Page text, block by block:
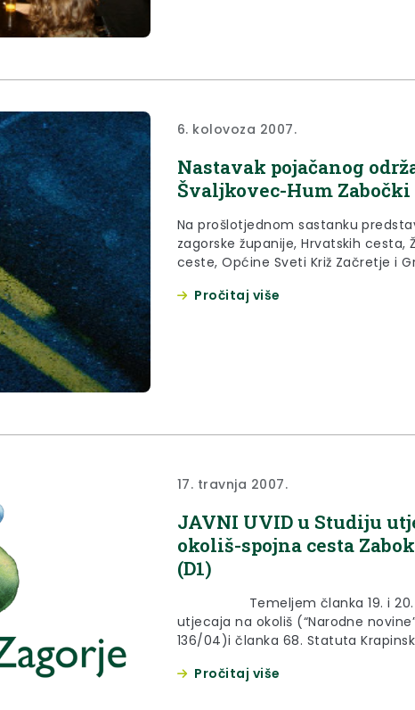
6. kolovoza 2007.
Nastavak pojačanog
Švaljkovec-Hum Zabočki
Na prošlotjednom sastanku
zagorske županije, Hrvatskih cesta,
ceste, Općine Sveti Križ Začretje i
održavanju županijske ceste
Pročitaj više
17. travnja 2007.
JAVNI UVID u Studiju
okoliš-spojna cesta
(D1)
Temeljem članka 19. i 20.
utjecaja na okoliš (“Narodne
136/04)i članka 68. Statuta
13/01), objavljuje se J A V N I U V I
Pročitaj više